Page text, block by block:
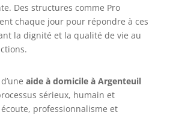
Des structures comme Pro
chaque jour pour répondre à ces
la dignité et la qualité de vie au
aide à domicile à Argenteuil
sérieux, humain et
professionnalisme et